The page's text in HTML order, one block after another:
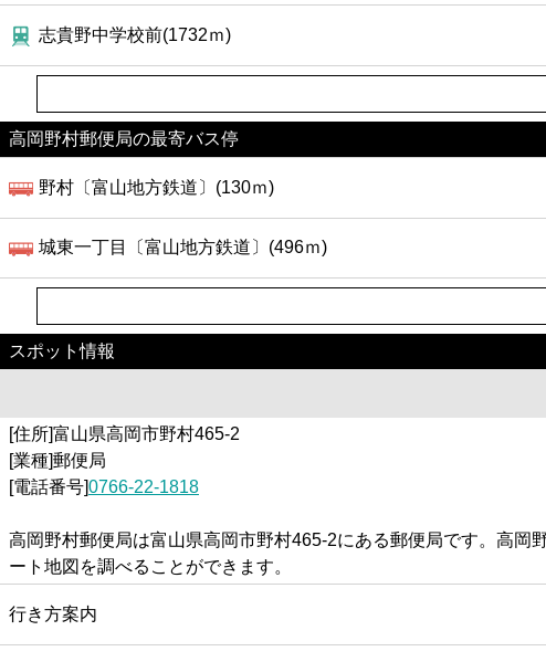
志貴野中学校前(1732ｍ)
高岡野村郵便局の最寄バス停
野村〔富山地方鉄道〕(130ｍ)
城東一丁目〔富山地方鉄道〕(496ｍ)
スポット情報
[住所]富山県高岡市野村465-2
[業種]郵便局
[電話番号]0766-22-1818
高岡野村郵便局は富山県高岡市野村465-2にある郵便局です。高
ート地図を調べることができます。
行き方案内